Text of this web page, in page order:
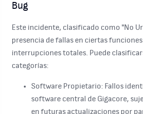
Bug
Este incidente, clasificado como "No
presencia de fallas en ciertas
interrupciones totales. Puede
categorías:
Software Propietario: Fallos
software central de Gigacore,
en futuras actualizaciones por